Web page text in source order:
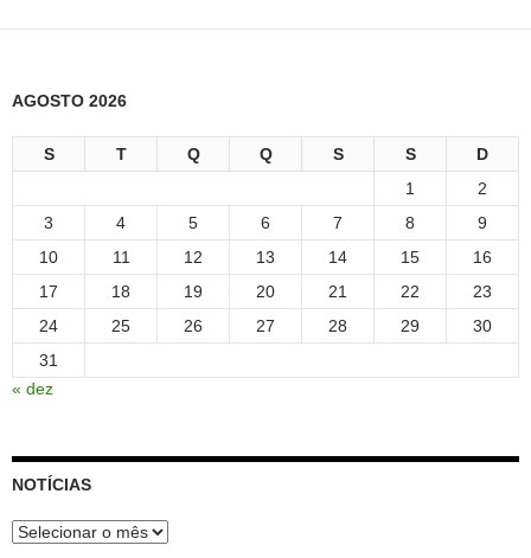
AGOSTO 2026
S T Q Q S S
D
1
2
3
4 5 6 7 8
9
10
11 12 13 14 15
16
17
18 19 20 21 22
23
24
25 26 27 28 29
30
31
« dez
NOTÍCIAS
Notícias